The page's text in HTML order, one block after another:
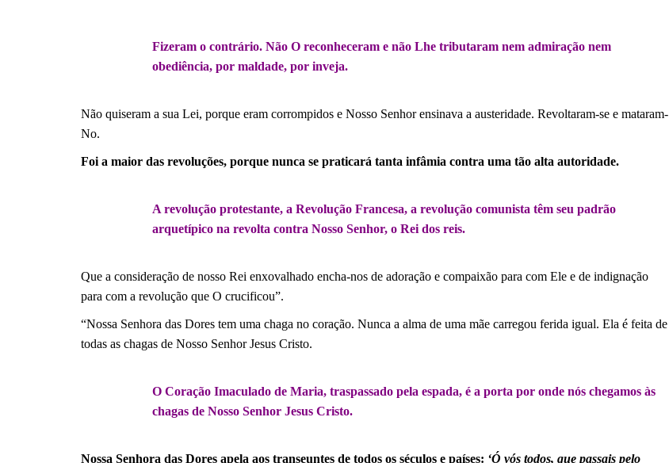
Fizeram o contrário. Não O reconheceram e não Lhe tributaram nem admiração nem
obediência, por maldade, por inveja.
Não quiseram a sua Lei, porque eram corrompidos e Nosso Senhor ensinava a austeridade. Revoltaram-se e mataram-
No.
Foi a maior das revoluções, porque nunca se praticará tanta infâmia contra uma tão alta autoridade.
A revolução protestante, a Revolução Francesa, a revolução comunista têm seu padrão
arquetípico na revolta contra Nosso Senhor, o Rei dos reis.
Que a consideração de nosso Rei enxovalhado encha-nos de adoração e compaixão para com Ele e de indignação
para com a revolução que O crucificou”.
“Nossa Senho­ra das Dores tem uma chaga no coração. Nunca a alma de uma mãe carregou ferida igual. Ela é feita de
todas as chagas de Nosso Senhor Jesus Cristo.
O Coração Imaculado de Maria, traspassado pela espada, é a porta por onde nós chegamos às
chagas de Nosso Senhor Jesus Cristo.
Nossa Senhora das Dores apela aos transeuntes de todos os séculos e países: ‘Ó vós todos, que passais pelo